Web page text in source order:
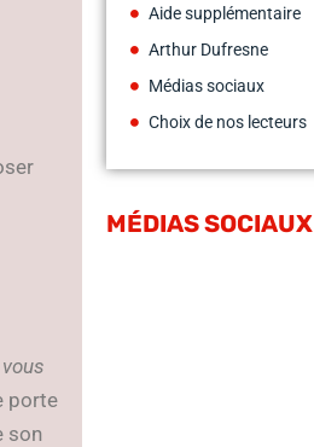
porte
son
Aide supplémentaire
Arthur Dufresne
Médias sociaux
Choix de nos lecteurs
MÉDIAS SOCIAUX